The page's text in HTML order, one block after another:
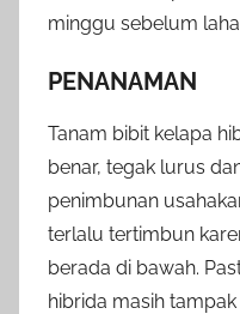
minggu sebelum
PENANAMAN
Tanam bibit kelapa
benar, tegak lurus
penimbunan
terlalu tertimbun
berada di bawah.
hibrida masih